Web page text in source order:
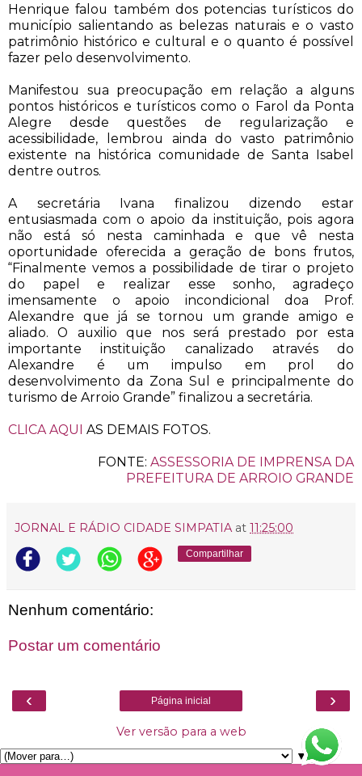
Henrique falou também dos potencias turísticos do
município salientando as belezas naturais e o vasto
patrimônio histórico e cultural e o quanto é possível
fazer pelo desenvolvimento.
Manifestou sua preocupação em relação a alguns
pontos históricos e turísticos como o Farol da Ponta
Alegre desde questões de regularização e
acessibilidade, lembrou ainda do vasto patrimônio
existente na histórica comunidade de Santa Isabel
dentre outros.
A secretária Ivana finalizou dizendo estar
entusiasmada com o apoio da instituição, pois agora
não está só nesta caminhada e que vê nesta
oportunidade oferecida a geração de bons frutos,
“Finalmente vemos a possibilidade de tirar o projeto
do papel e realizar esse sonho, agradeço
imensamente o apoio incondicional doa Prof.
Alexandre que já se tornou um grande amigo e
aliado. O auxilio que nos será prestado por esta
importante instituição canalizado através do
Alexandre é um impulso em prol do
desenvolvimento da Zona Sul e principalmente do
turismo de Arroio Grande” finalizou a secretária.
CLICA AQUI AS DEMAIS FOTOS.
FONTE: ASSESSORIA DE IMPRENSA DA
PREFEITURA DE ARROIO GRANDE
JORNAL E RÁDIO CIDADE SIMPATIA at 11:25:00
Compartilhar
Nenhum comentário:
Postar um comentário
‹ ›
Página inicial
Ver versão para a web
▼